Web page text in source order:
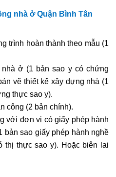
nhà ở Quận Bình Tân
trình hoàn thành theo mẫu (1
ở (1 bản sao y có chứng
vẽ thiết kế xây dựng nhà (1
thực sao y).
công (2 bản chính).
với đơn vị có giấy phép hành
bản sao giấy phép hành nghề
thị thực sao y). Hoặc biên lai